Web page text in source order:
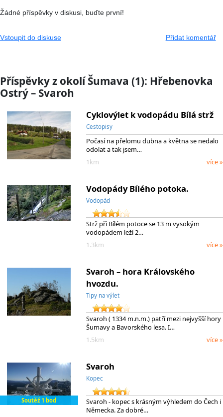
Žádné příspěvky v diskusi, buďte první!
Vstoupit do diskuse Přidat komentář
Příspěvky z okolí Šumava (1): Hřebenovka
Ostrý – Svaroh
Cyklovýlet k vodopádu Bílá strž
Cestopisy
Počasí na přelomu dubna a května se nedalo
odolat a tak jsem…
1km
více »
Vodopády Bílého potoka.
Vodopád
Strž při Bílém potoce se 13 m vysokým
vodopádem leží 2…
1.3km
více »
Svaroh – hora Královského
hvozdu.
Tipy na výlet
Svaroh ( 1334 m.n.m.) patří mezi nejvyšší hory
Šumavy a Bavorského lesa. I…
1.5km
více »
Soutěž 1 bod
Svaroh
Kopec
Svaroh - kopec s krásným výhledem do Čech i
Německa. Za dobré…